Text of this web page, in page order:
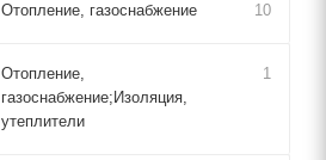
Отопление, газоснабжение 10
Отопление,
газоснабжение;Изоляция,
утеплители
1